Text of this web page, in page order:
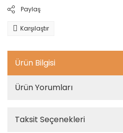
Paylaş
Karşılaştır
Ürün Bilgisi
Ürün Yorumları
Taksit Seçenekleri